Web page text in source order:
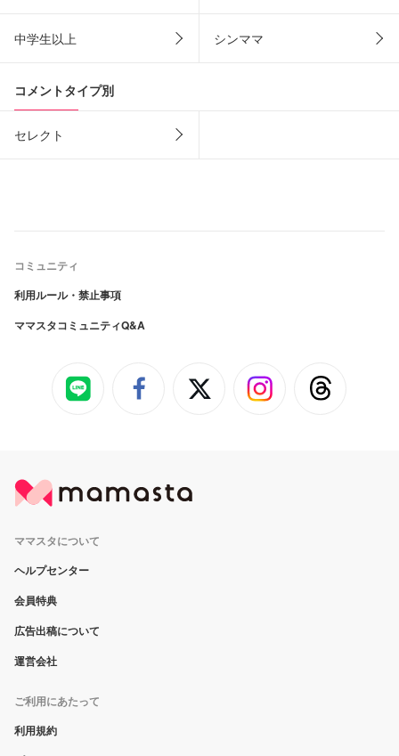
中学生以上 シンママ
コメントタイプ別
セレクト
コミュニティ
利用ルール・禁止事項
ママスタコミュニティQ&A
ママスタについて
ヘルプセンター
会員特典
広告出稿について
運営会社
ご利用にあたって
利用規約